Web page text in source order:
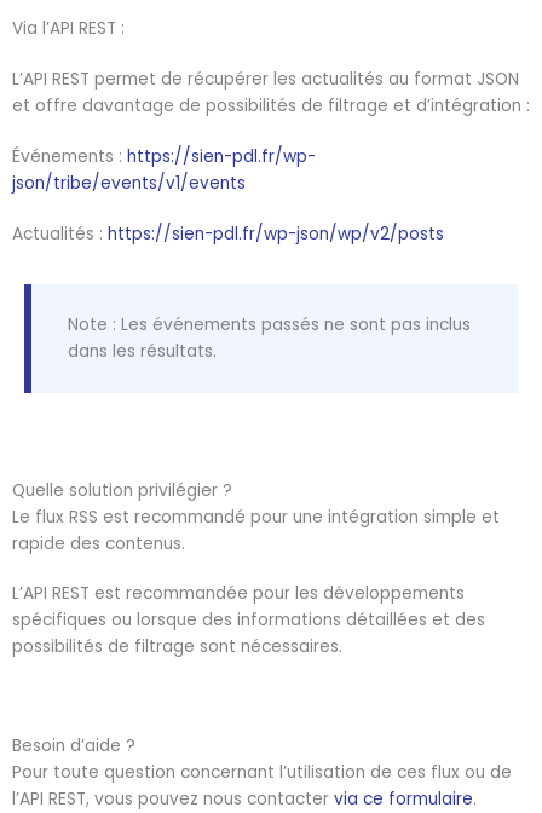
Via l’API REST :
L’API REST permet de récupérer les actualités au format JSON
et offre davantage de possibilités de filtrage et d’intégration :
Événements : https://sien-pdl.fr/wp-
json/tribe/events/v1/events
Actualités : https://sien-pdl.fr/wp-json/wp/v2/posts
Note : Les événements passés ne sont pas inclus
dans les résultats.
Quelle solution privilégier ?
Le flux RSS est recommandé pour une intégration simple et
rapide des contenus.
L’API REST est recommandée pour les développements
spécifiques ou lorsque des informations détaillées et des
possibilités de filtrage sont nécessaires.
Besoin d’aide ?
Pour toute question concernant l’utilisation de ces flux ou de
l’API REST, vous pouvez nous contacter via ce formulaire.